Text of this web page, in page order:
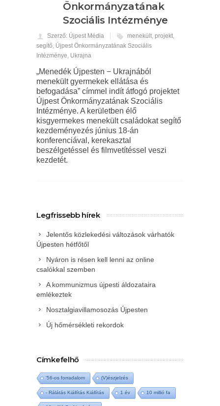
Önkormányzatának
Szociális Intézménye
Szerző: Újpest Média menekült, projekt,
segítő, Újpest Önkormányzatának Szociális
Intézménye, Ukrajna
„Menedék Újpesten − Ukrajnából
menekült gyermekek ellátása és
befogadása” címmel indít átfogó projektet
Újpest Önkormányzatának Szociális
Intézménye. A kerületben élő
kisgyermekes menekült családokat segítő
kezdeményezés június 18-án
konferenciával, kerekasztal
beszélgetéssel és filmvetítéssel veszi
kezdetét.
Legfrissebb hírek
Jelentős közlekedési változások várhatók
Újpesten hétfőtől
Nyáron is résen kell lenni az online
csalókkal szemben
A kommunizmus újpesti áldozataira
emlékeztek
Nosztalgiavillamosozás Újpesten
Új hőmérsékleti rekordok
Címkefelhő
'56-os forradalom (V)észjelzés
- Rálátás Kiállítás Kiállítás 1 év 10 millió fa